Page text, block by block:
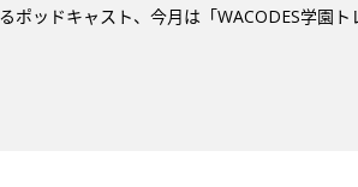
ポッドキャスト、今月は「WACODES学園